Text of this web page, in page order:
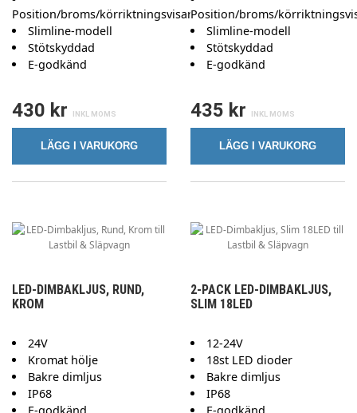
Position/broms/körriktningsvisare
Slimline-modell
Stötskyddad
E-godkänd
430 kr
LÄGG I VARUKORG
Position/broms/
Slimline-modell
Stötskyddad
E-godkänd
435 kr
LÄGG I VARUKORG
LED-DIMBAKLJUS, RUND,
KROM
24V
Kromat hölje
Bakre dimljus
IP68
2-PACK LED-DIMBAKLJUS,
SLIM 18LED
12-24V
18st LED dioder
Bakre dimljus
IP68